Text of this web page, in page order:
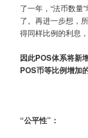
了一年，“法币数量
了。再进一步想，
得同样比例的利息
因此POS体系将新
POS币等比例增加的
“公平性”：